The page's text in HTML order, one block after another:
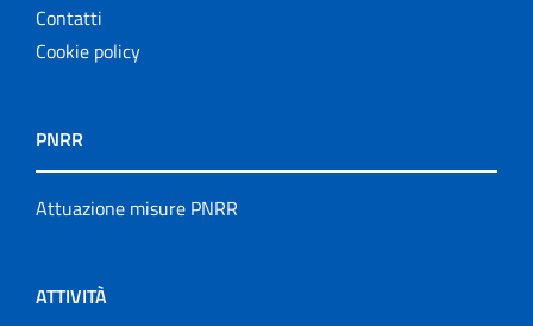
Contatti
Cookie policy
PNRR
Attuazione misure PNRR
ATTIVITÀ